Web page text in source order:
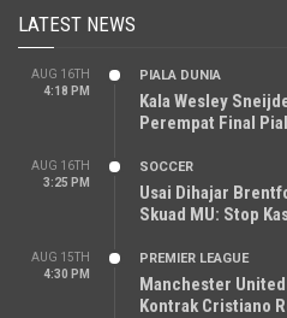
LATEST NEWS
AUG 16TH
4:18 PM
PIALA DUNIA
Kala Wesley
Perempat Final
AUG 16TH
3:25 PM
SOCCER
Usai Dihajar
Skuad MU: Stop
AUG 15TH
4:30 PM
PREMIER LEAGUE
Manchester
Kontrak Cristiano